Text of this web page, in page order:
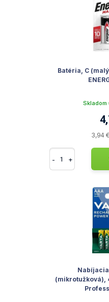
Batéria, C
Skladom
3,94
- +
(mikrotužková),